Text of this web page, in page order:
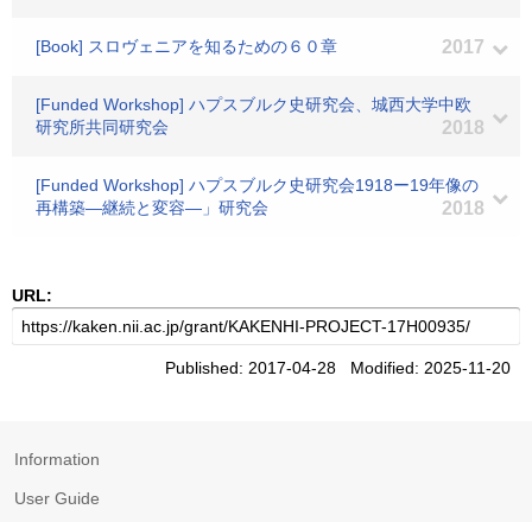
[Book] スロヴェニアを知るための６０章 2017
[Funded Workshop] ハプスブルク史研究会、城西大学中欧
研究所共同研究会
2018
[Funded Workshop] ハプスブルク史研究会1918ー19年像の
再構築―継続と変容―」研究会
2018
URL:
Published: 2017-04-28 Modified: 2025-11-20
Information
User Guide